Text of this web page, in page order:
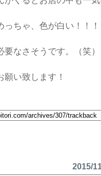
っちゃ、色が白い！！！
なさそうです。（笑）
願い致します！
2015/